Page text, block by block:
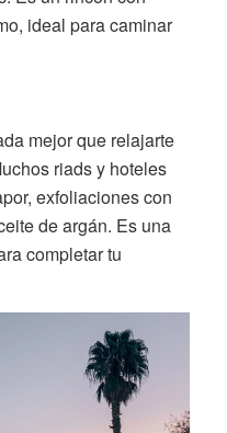
ideal para caminar
mejor que relajarte
riads y hoteles
exfoliaciones con
de argán. Es una
completar tu